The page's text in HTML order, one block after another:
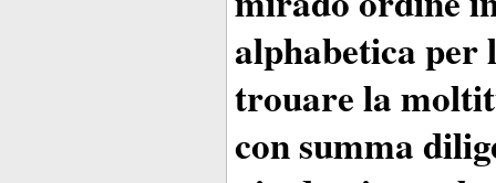
alphabetica per
trouare la
con summa